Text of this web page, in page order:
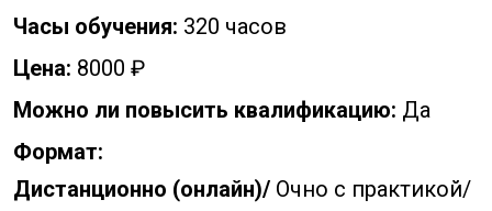
Часы обучения: 320 часов
Цена: 8000 ₽
Можно ли повысить квалификацию: Да
Формат:
Дистанционно (онлайн)/ Очно с практикой/